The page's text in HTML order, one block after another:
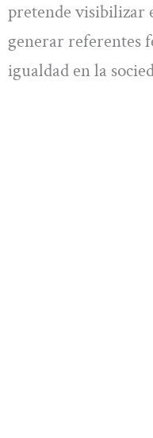
pretende visibilizar
generar referentes
igualdad en la